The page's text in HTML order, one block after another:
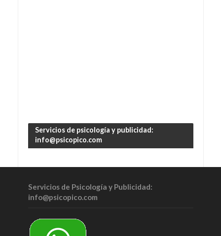
Servicios de psicología y publicidad:
info@psicopico.com
Servicios de Psicología y Publicidad:
info@psicopico.com